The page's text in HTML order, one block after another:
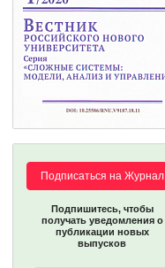
Подписаться на Журнал
Подпишитесь, чтобы
получать уведомления о
публикации новых
выпусков